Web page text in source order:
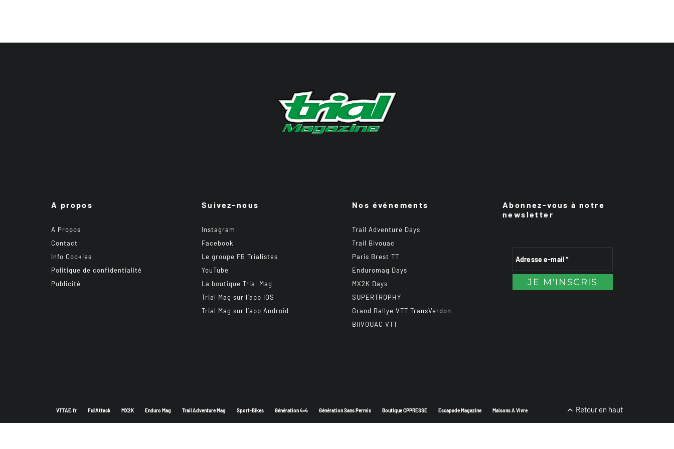
A propos
A Propos
Contact
Info Cookies
Politique de confidentialité
Publicité
Suivez-nous
Instagram
Facebook
Le groupe FB Trialistes
YouTube
La boutique Trial Mag
Trial Mag sur l’app IOS
Trial Mag sur l’app Android
Nos événements
Trail Adventure Days
Trail Bivouac
Paris Brest TT
Enduromag Days
MX2K Days
SUPERTROPHY
Grand Rallye VTT TransVerdon
BiiVOUAC VTT
Abonnez-vous à notre
newsletter
VTTAE.fr FullAttack MX2K Enduro Mag Trail Adventure Mag Sport-Bikes Génération 4×4 Génération Sans Permis Boutique CPPRESSE Escapade Magazine Maisons A Vivre Retour en haut